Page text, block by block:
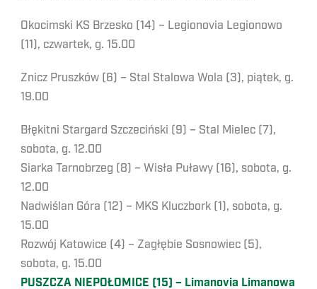
Okocimski KS Brzesko (14) – Legionovia Legionowo
(11), czwartek, g. 15.00
Znicz Pruszków (6) – Stal Stalowa Wola (3), piątek, g.
19.00
Błękitni Stargard Szczeciński (9) – Stal Mielec (7),
sobota, g. 12.00
Siarka Tarnobrzeg (8) – Wisła Puławy (16), sobota, g.
12.00
Nadwiślan Góra (12) – MKS Kluczbork (1), sobota, g.
15.00
Rozwój Katowice (4) – Zagłębie Sosnowiec (5),
sobota, g. 15.00
PUSZCZA NIEPOŁOMICE (15) – Limanovia Limanowa